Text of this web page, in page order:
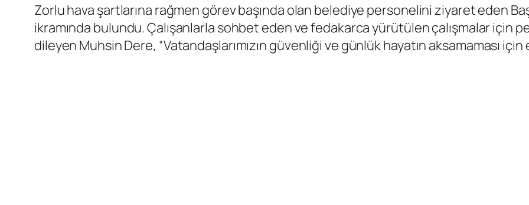
Zorlu hava şartlarına rağmen görev başında olan belediye personelini ziyaret eden
ikramında bulundu. Çalışanlarla sohbet eden ve fedakarca yürütülen çalışmalar için
dileyen Muhsin Dere, “Vatandaşlarımızın güvenliği ve günlük hayatın aksamaması